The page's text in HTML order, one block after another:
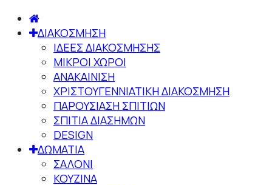
ΔΙΑΚΟΣΜΗΣΗ
ΙΔΕΕΣ ΔΙΑΚΟΣΜΗΣΗΣ
ΜΙΚΡΟΙ ΧΩΡΟΙ
ΑΝΑΚΑΙΝΙΣΗ
ΧΡΙΣΤΟΥΓΕΝΝΙΑΤΙΚΗ ΔΙΑΚΟΣΜΗΣΗ
ΠΑΡΟΥΣΙΑΣΗ ΣΠΙΤΙΩΝ
ΣΠΙΤΙΑ ΔΙΑΣΗΜΩΝ
DESIGN
ΔΩΜΑΤΙΑ
ΣΑΛΟΝΙ
ΚΟΥΖΙΝΑ